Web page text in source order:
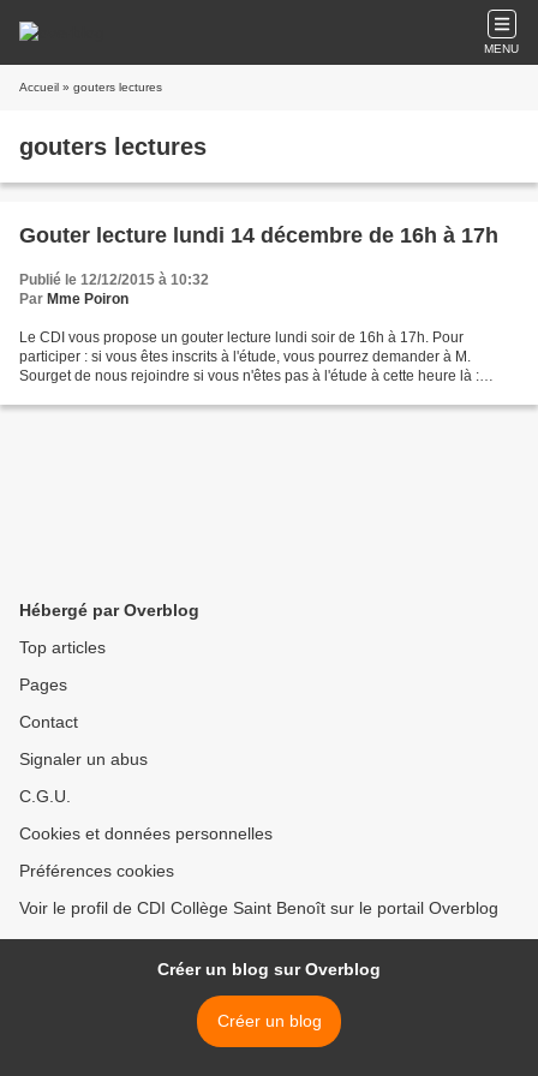
MENU
Accueil » gouters lectures
gouters lectures
Gouter lecture lundi 14 décembre de 16h à 17h
Publié le 12/12/2015 à 10:32
Par Mme Poiron
Le CDI vous propose un gouter lecture lundi soir de 16h à 17h. Pour
participer : si vous êtes inscrits à l'étude, vous pourrez demander à M.
Sourget de nous rejoindre si vous n'êtes pas à l'étude à cette heure là :
Hébergé par Overblog
Top articles
Pages
Contact
Signaler un abus
C.G.U.
Cookies et données personnelles
Préférences cookies
Voir le profil de CDI Collège Saint Benoît sur le portail Overblog
Créer un blog sur Overblog
Créer un blog